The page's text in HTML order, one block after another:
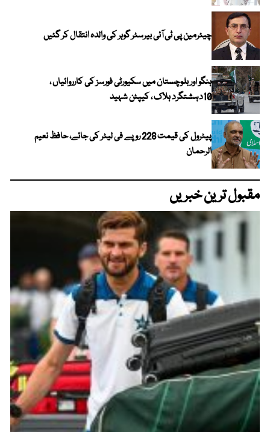
چیئرمین پی ٹی آئی بیرسٹر گوہر کی والدہ انتقال کر گئیں
ہنگو اور بلوچستان میں سکیورٹی فورسز کی کارروائیاں ،
10دہشتگرد ہلاک ، کیپٹن شہید
پیٹرول کی قیمت 228 روپے فی لیٹر کی جائے، حافظ نعیم
الرحمان
مقبول ترین خبریں